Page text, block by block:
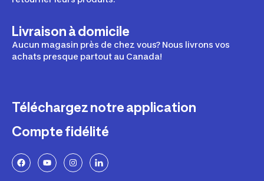
Livraison à domicile
Aucun magasin près de chez vous? Nous livrons vos
achats presque partout au Canada!
Téléchargez notre application
Compte fidélité